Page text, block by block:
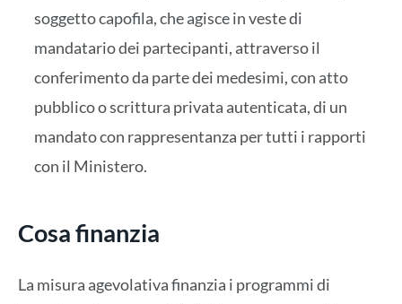
soggetto capofila, che agisce in veste di
mandatario dei partecipanti, attraverso il
conferimento da parte dei medesimi, con atto
pubblico o scrittura privata autenticata, di un
mandato con rappresentanza per tutti i rapporti
con il Ministero.
Cosa finanzia
La misura agevolativa finanzia i programmi di